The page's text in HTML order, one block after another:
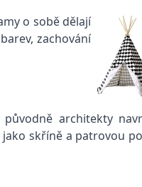
o sobě dělají
zachování
architekty
skříně a patrovou